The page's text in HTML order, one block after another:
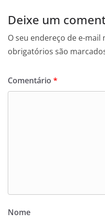
Deixe um
O seu endereço de e-mail
obrigatórios são
Comentário *
Nome